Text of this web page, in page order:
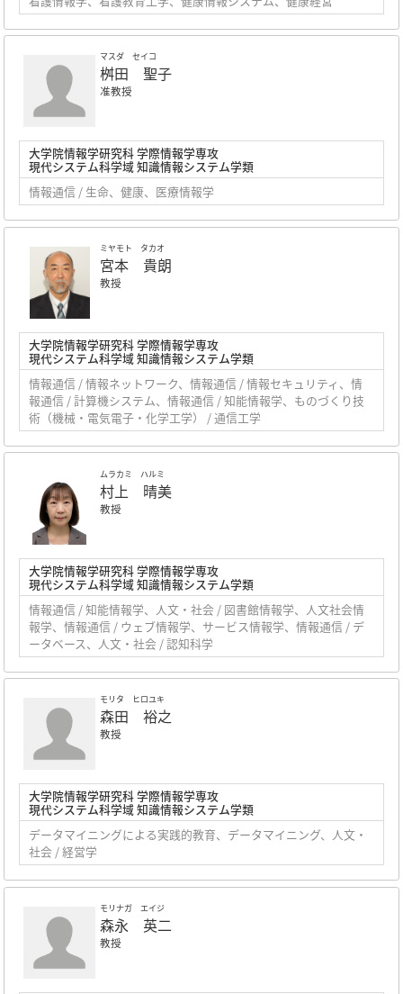
マスダ セイコ
桝田 聖子
准教授
大学院情報学研究科 学際情報学専攻
現代システム科学域 知識情報システム学類
情報通信 / 生命、健康、医療情報学
ミヤモト タカオ
宮本 貴朗
教授
大学院情報学研究科 学際情報学専攻
現代システム科学域 知識情報システム学類
情報通信 / 情報ネットワーク、情報通信 / 情報セキュリティ、情
報通信 / 計算機システム、情報通信 / 知能情報学、ものづくり技
術（機械・電気電子・化学工学） / 通信工学
ムラカミ ハルミ
村上 晴美
教授
大学院情報学研究科 学際情報学専攻
現代システム科学域 知識情報システム学類
情報通信 / 知能情報学、人文・社会 / 図書館情報学、人文社会情
報学、情報通信 / ウェブ情報学、サービス情報学、情報通信 / デ
ータベース、人文・社会 / 認知科学
モリタ ヒロユキ
森田 裕之
教授
大学院情報学研究科 学際情報学専攻
現代システム科学域 知識情報システム学類
データマイニングによる実践的教育、データマイニング、人文・
社会 / 経営学
モリナガ エイジ
森永 英二
教授